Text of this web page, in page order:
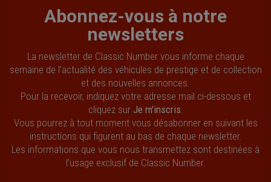
Abonnez-vous à notre
newsletters
La newsletter de Classic Number vous informe chaque
semaine de l’actualité des véhicules de prestige et de collection
et des nouvelles annonces.
Pour la recevoir, indiquez votre adresse mail ci-dessous et
cliquez sur Je m'inscris
Vous pourrez à tout moment vous désabonner en suivant les
instructions qui figurent au bas de chaque newsletter.
Les informations que vous nous transmettez sont destinées à
l’usage exclusif de Classic Number.